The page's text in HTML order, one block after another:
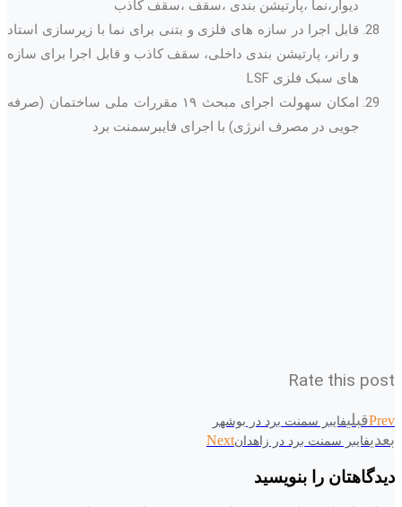
دیوار،نما ،پارتیشن بندی ،سقف ،سقف کاذب
قابل اجرا در سازه های فلزی و بتنی برای نما با زیرسازی استاد
و رانر، پارتیشن بندی داخلی، سقف کاذب و قابل اجرا برای سازه
های سبک فلزی LSF
امکان سهولت اجرای مبحث ۱۹ مقررات ملی ساختمان (صرفه
جویی در مصرف انرژی) با اجرای فایبرسمنت برد
Rate this post
Prevقبلیفایبر سمنت برد در بوشهر
بعدیفایبر سمنت برد در زاهدانNext
دیدگاهتان را بنویسید